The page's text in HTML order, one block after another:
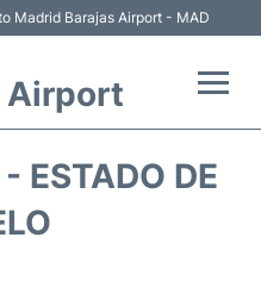
Madrid Barajas Airport - MAD
Airport
ESTADO DE